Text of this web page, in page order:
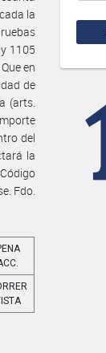
la
1105
en
de
(arts.
del
la
Fdo.